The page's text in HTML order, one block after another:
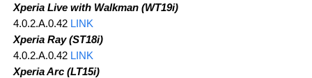
Xperia Live with Walkman (WT19i)
4.0.2.A.0.42 LINK
Xperia Ray (ST18i)
4.0.2.A.0.42 LINK
Xperia Arc (LT15i)